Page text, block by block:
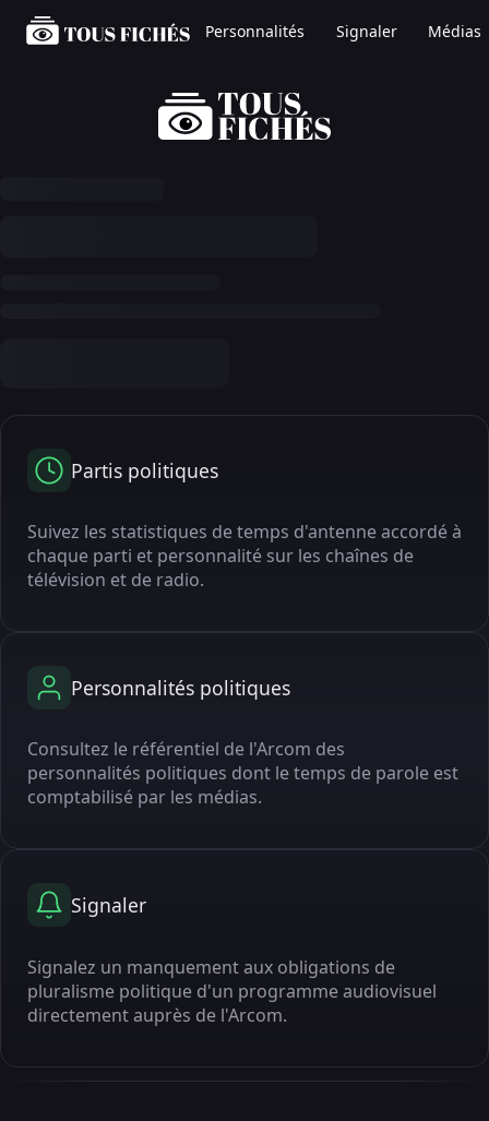
Personnalités Signaler Médias
Partis politiques
Suivez les statistiques de temps d'antenne accordé à
chaque parti et personnalité sur les chaînes de
télévision et de radio.
Personnalités politiques
Consultez le référentiel de l'Arcom des
personnalités politiques dont le temps de parole est
comptabilisé par les médias.
Signaler
Signalez un manquement aux obligations de
pluralisme politique d'un programme audiovisuel
directement auprès de l'Arcom.